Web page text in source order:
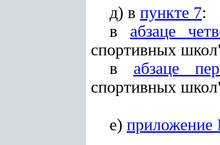
д) в пункте 7:
в абзаце
спортивных
в абзаце
спортивных
е) приложение